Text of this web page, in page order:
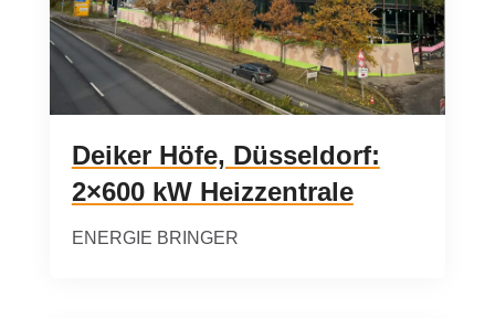
Deiker Höfe, Düsseldorf:
2×600 kW Heizzentrale
ENERGIE BRINGER